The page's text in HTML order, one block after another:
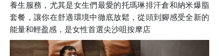
養生服務，尤其是女生們最愛的托瑪琳排汗倉和納米爆脂
套餐，讓你在舒適環境中徹底放鬆，從頭到腳感受全新的
能量和輕盈感，是女性首選尖沙咀按摩店